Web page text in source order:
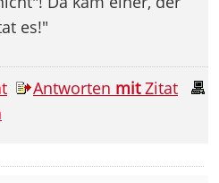
es!"
Antworten mitZitat